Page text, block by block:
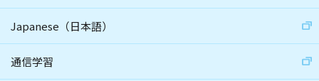
Japanese（日本語）
通信学習